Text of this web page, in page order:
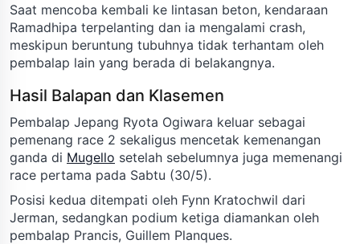
Saat mencoba kembali ke lintasan beton, kendaraan
Ramadhipa terpelanting dan ia mengalami crash,
meskipun beruntung tubuhnya tidak terhantam oleh
pembalap lain yang berada di belakangnya.
Hasil Balapan dan Klasemen
Pembalap Jepang Ryota Ogiwara keluar sebagai
pemenang race 2 sekaligus mencetak kemenangan
ganda di Mugello setelah sebelumnya juga memenangi
race pertama pada Sabtu (30/5).
Posisi kedua ditempati oleh Fynn Kratochwil dari
Jerman, sedangkan podium ketiga diamankan oleh
pembalap Prancis, Guillem Planques.